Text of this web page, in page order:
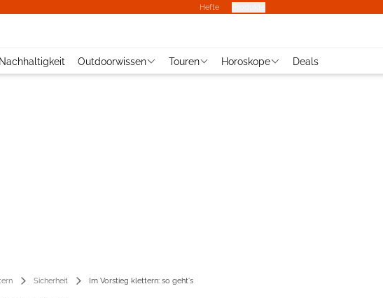
Hefte
Nachhaltigkeit Outdoorwissen Touren Horoskope Deals
Sicherheit Im Vorstieg klettern: so geht's